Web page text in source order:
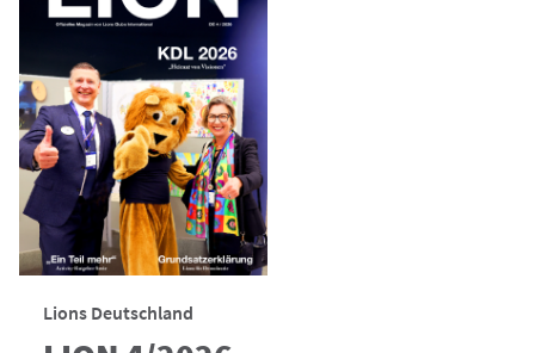
Lions Deutschland